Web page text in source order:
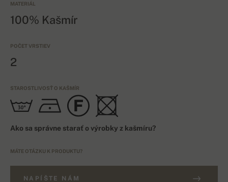
MATERIÁL
100% Kašmír
POČET VRSTIEV
2
STAROSTLIVOSŤ O KAŠMÍR
Ako sa správne starať o výrobky z kašmíru?
MÁTE OTÁZKU K PRODUKTU?
NAPÍŠTE NÁM